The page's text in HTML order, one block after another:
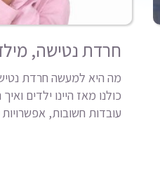
חרדת נטישה,
מה היא למעשה חרדת
כולנו מאז היינו ילדים
עובדות חשובות,